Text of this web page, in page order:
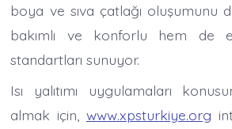
boya ve sıva çatlağı oluşumunu
bakımlı ve konforlu hem de
standartları sunuyor.
Isı yalıtımı uygulamaları
almak için, www.xpsturkiye.org